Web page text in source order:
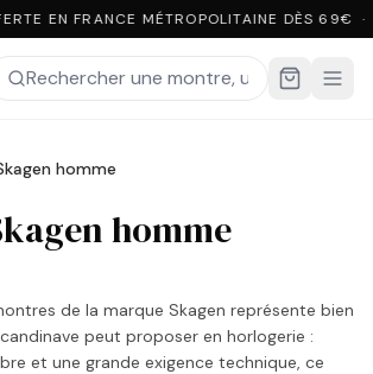
EN FRANCE MÉTROPOLITAINE DÈS 69€
homme
homme
de la marque Skagen représente bien
peut proposer en horlogerie :
et une grande exigence technique, ce